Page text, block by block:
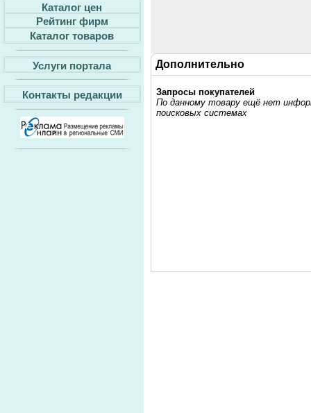
Каталог цен
Рейтинг фирм
Каталог товаров
Услуги портала
Контакты редакции
Дополнительно
Запросы покупателей
По данному товару ещё нет
поисковых системах